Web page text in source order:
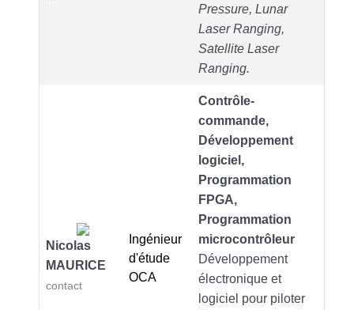
Pressure, Lunar
Laser Ranging,
Satellite Laser
Ranging.
Nicolas
MAURICE
contact
Ingénieur
d'étude
OCA
Contrôle-
commande,
Développement
logiciel,
Programmation
FPGA,
Programmation
microcontrôleur
Développement
électronique et
logiciel pour piloter